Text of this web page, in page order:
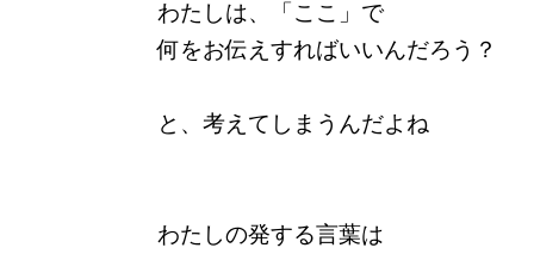
わたしは、「ここ」で
何をお伝えすればいいんだろう？
と、考えてしまうんだよね
わたしの発する言葉は